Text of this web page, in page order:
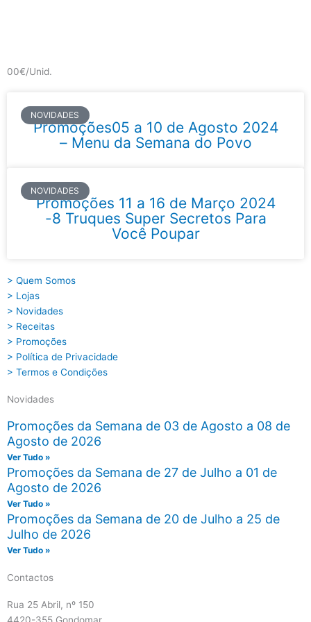
00€/Unid.
NOVIDADES
Promoções05 a 10 de Agosto 2024
– Menu da Semana do Povo
NOVIDADES
Promoções 11 a 16 de Março 2024
-8 Truques Super Secretos Para
Você Poupar
> Quem Somos
> Lojas
> Novidades
> Receitas
> Promoções
> Política de Privacidade
> Termos e Condições
Novidades
Promoções da Semana de 03 de Agosto a 08 de
Agosto de 2026
Ver Tudo »
Promoções da Semana de 27 de Julho a 01 de
Agosto de 2026
Ver Tudo »
Promoções da Semana de 20 de Julho a 25 de
Julho de 2026
Ver Tudo »
Contactos
Rua 25 Abril, nº 150